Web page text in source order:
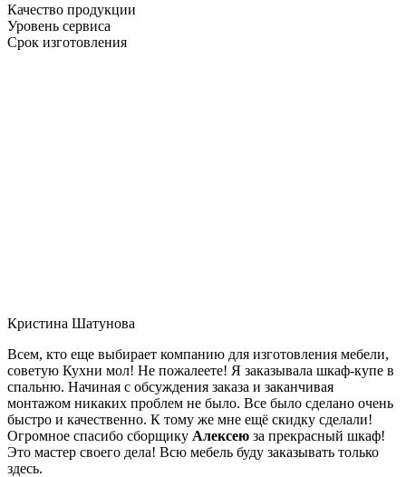
Качество продукции
Уровень сервиса
Срок изготовления
Кристина Шатунова
Всем, кто еще выбирает компанию для изготовления мебели,
советую Кухни мол! Не пожалеете! Я заказывала шкаф-купе в
спальню. Начиная с обсуждения заказа и заканчивая
монтажом никаких проблем не было. Все было сделано очень
быстро и качественно. К тому же мне ещё скидку сделали!
Огромное спасибо сборщику Алексею за прекрасный шкаф!
Это мастер своего дела! Всю мебель буду заказывать только
здесь.